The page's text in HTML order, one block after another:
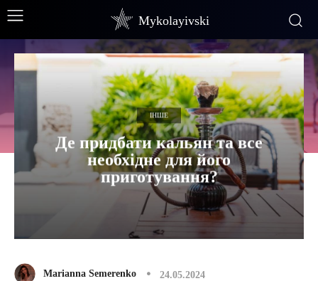
Mykolayivski
ІНШЕ
Де придбати кальян та все
необхідне для його
приготування?
Marianna Semerenko 24.05.2024